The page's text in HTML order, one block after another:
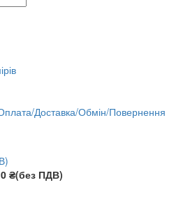
Доставка/Обмін/Повернення
0 ₴(без ПДВ)